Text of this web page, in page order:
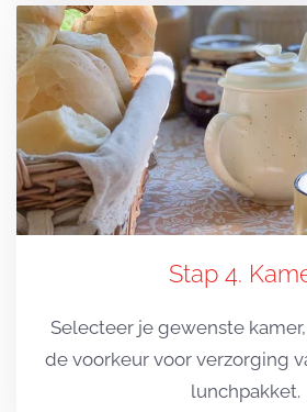
Stap 4.
Selecteer je gewenste
de voorkeur voor verzorging
lunchpakket.